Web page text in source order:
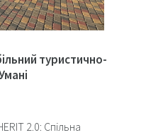
туристично-
2.0: Спільна